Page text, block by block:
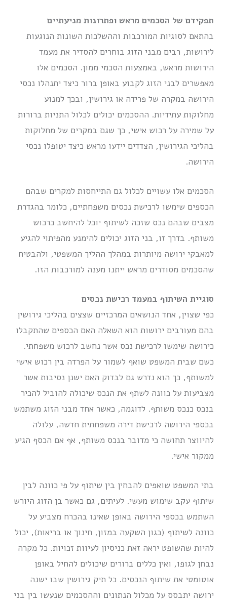
תפקידם של הסכמים מראש ופתרונות מניעתיים
בהתאם לסוגיות המורכבות וההשלכות השונות הנוגעות
לירושות, רבים מבני הזוג בוחרים להסדיר את מעמד
הירושות מראש, באמצעות הסכמי ממון. הסכמים אלו
מאפשרים לבני הזוג לקבוע באופן ברור כיצד יתנהלו נכסי
הירושה במקרה של פרידה או גירושין, ובכך למנוע
מחלוקות עתידיות. ההסכמים יכולים לכלול התניות ברורות
על שמירה על רכוש אישי, כך שגם במקרים של מחלוקות
בהליכי הגירושין, הצדדים יידעו מראש כיצד יטופלו נכסי
הירושה.
הסכמים אלו עשויים לכלול גם התייחסות למקרים שבהם
הכספים שימשו לרכישת נכסים משפחתיים, כלומר בהגדרת
מצבים שבהם נכס שזכה לשיתוף יוכל להיחשב כרכוש
משותף. בדרך זו, בני הזוג יכולים להימנע מהפיתוי להגיע
למאבקי ירושה מיותרות במהלך ההליך המשפטי, ולהבטיח
שהסכמים מסודרים מראש ייתנו מענה למורכבות הזו.
סוגיית השיתוף במעמד רכישת נכסים
כפי שצוין, אחד הנושאים המרכזיים שצצים בהליכי גירושין
בהם מעורבים ירושות הוא השאלה האם הכספים שהתקבלו
כירושה שימשו לרכישת נכס אשר נחשב לרכוש משפחתי.
כשם שבית המשפט שואף לשמור על הפרדה בין רכוש אישי
למשותף, כך הוא נדרש גם לבדוק האם ישנן נסיבות אשר
מצביעות על כוונה לשתף את הנכס שיכולה להוביל להכיר
בנכס כנכס משותף. לדוגמה, כאשר אחד מבני הזוג משתמש
בכספי הירושה לרכישת דירה משפחתית חדשה, עלולה
להיווצר תחושה כי מדובר בנכס משותף, אף אם הכסף הגיע
ממקור אישי.
בתי המשפט שואפים להבחין בין שיתוף על פי כוונה לבין
שיתוף עקב שימוש מעשי. לעיתים, גם כאשר בן הזוג היורש
השתמש בכספי הירושה באופן שאינו בהכרח מצביע על
כוונה לשיתוף (כגון השקעה במזון, חינוך או בריאות), יכול
להיות שהשופט יראה זאת כניסיון לעיוות זכויות. כל מקרה
נבחן לגופו, ואין כללים ברורים שיכולים להחיל באופן
אוטומטי את שיתוף הנכסים. כל תיק גירושין שבו ישנה
ירושה יתבסס על מכלול הנתונים וההסכמים שנעשו בין בני